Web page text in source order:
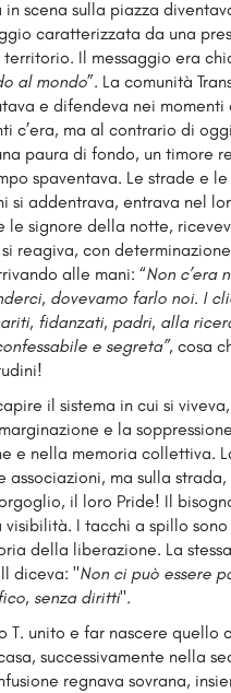
scena sulla piazza
caratterizzata da una
Il messaggio era
al mondo”. La comunità
e difendeva nei momenti
c’era, ma al contrario di
paura di fondo, un timore
spaventava. Le strade e
si addentrava, entrava nel
signore della notte,
reagiva, con
alle mani: “Non c’era
dovevamo farlo noi. I
fidanzati, padri, alla
e segreta”, cosa
il sistema in cui si
e la
nella memoria collettiva.
ma sulla
il loro Pride! Il
I tacchi a spillo
della liberazione. La
diceva: "Non ci può essere
senza diritti".
unito e far nascere quello
successivamente nella
regnava sovrana,